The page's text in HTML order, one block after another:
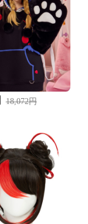
18,072円